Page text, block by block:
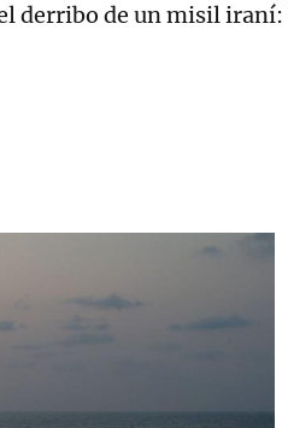
derribo de un misil